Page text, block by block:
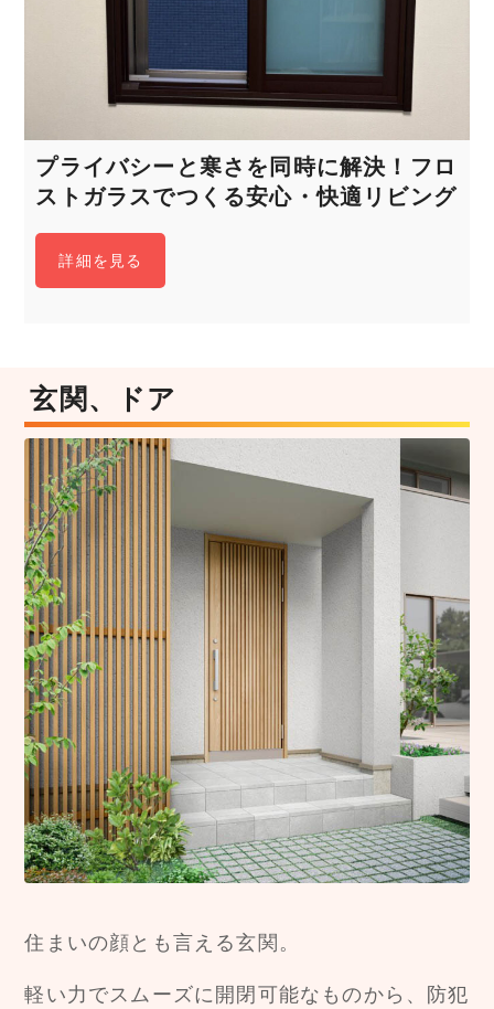
プライバシーと寒さを同時に解決！フロ
ストガラスでつくる安心・快適リビング
詳細を見る
玄関、ドア
住まいの顔とも言える玄関。
軽い力でスムーズに開閉可能なものから、防犯